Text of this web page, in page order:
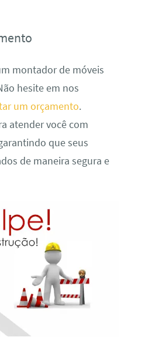
montador de móveis
hesite em nos
um orçamento.
atender você com
que seus
de maneira segura e